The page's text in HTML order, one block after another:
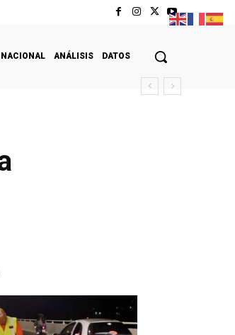
ANÁLISIS DATOS